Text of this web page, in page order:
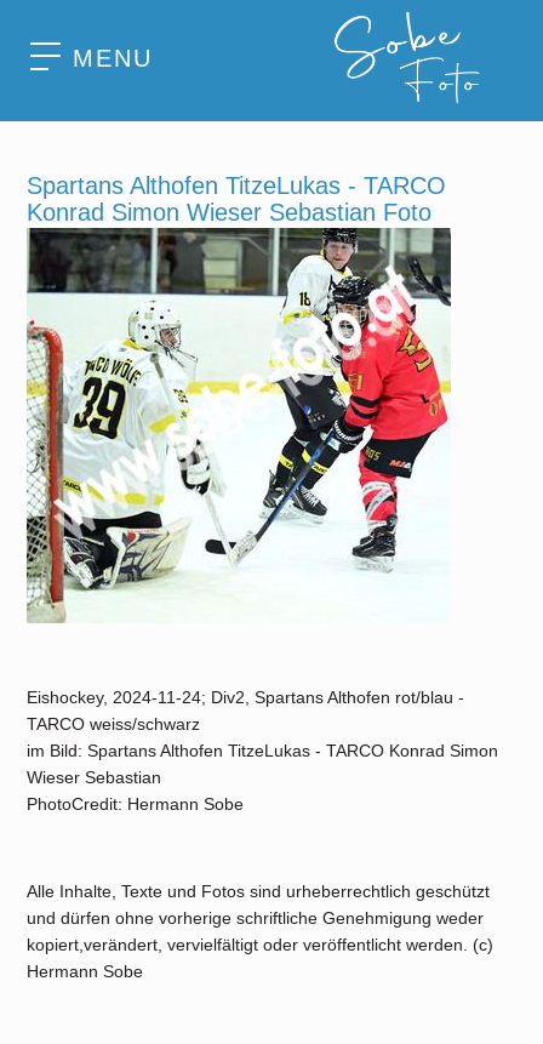
MENU
Spartans Althofen TitzeLukas - TARCO
Konrad Simon Wieser Sebastian Foto
Hermann Sobe.jpg
Eishockey, 2024-11-24; Div2, Spartans Althofen rot/blau -
TARCO weiss/schwarz
im Bild: Spartans Althofen TitzeLukas - TARCO Konrad Simon
Wieser Sebastian
PhotoCredit: Hermann Sobe
Alle Inhalte, Texte und Fotos sind urheberrechtlich geschützt
und dürfen ohne vorherige schriftliche Genehmigung weder
kopiert,verändert, vervielfältigt oder veröffentlicht werden. (c)
Hermann Sobe